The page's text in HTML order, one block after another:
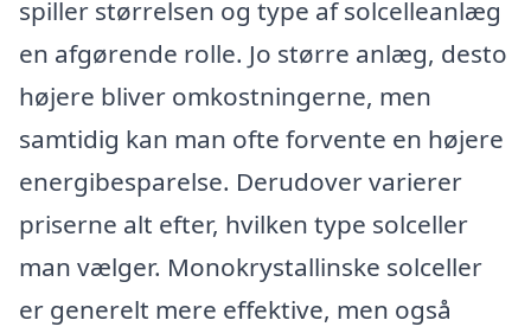
spiller størrelsen og type af solcelleanlæg
en afgørende rolle. Jo større anlæg, desto
højere bliver omkostningerne, men
samtidig kan man ofte forvente en højere
energibesparelse. Derudover varierer
priserne alt efter, hvilken type solceller
man vælger. Monokrystallinske solceller
er generelt mere effektive, men også